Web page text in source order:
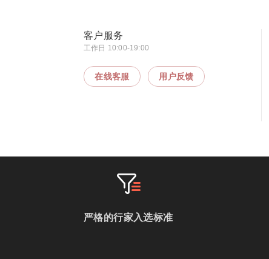
客户服务
工作日 10:00-19:00
在线客服 用户反馈
严格的行家入选标准